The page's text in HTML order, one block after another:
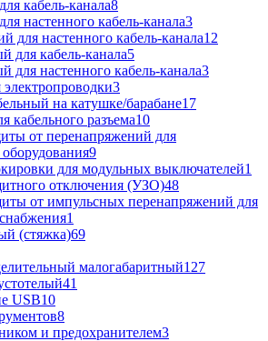
кабель-канала8
настенного кабель-канала3
для настенного кабель-канала12
для кабель-канала5
для настенного кабель-канала3
3
на катушке/барабане17
кабельного разъема10
от перенапряжений для
9
для модульных выключателей1
отключения (УЗО)48
от импульсных перенапряжений для
1
(стяжка)69
малогабаритный127
41
USB10
8
и предохранителем3